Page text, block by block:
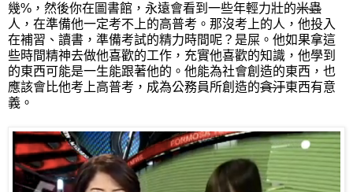
幾%，然後你在圖書館，永遠會看到一些年輕力壯的米蟲
人，在準備他一定考不上的高普考。那沒考上的人，他投入
在補習、讀書，準備考試的精力時間呢？是屎。他如果拿這
些時間精神去做他喜歡的工作，充實他喜歡的知識，他學到
的東西可能是一生能跟著他的。他能為社會創造的東西，也
應該會比他考上高普考，成為公務員所創造的貪汙東西有意
義。